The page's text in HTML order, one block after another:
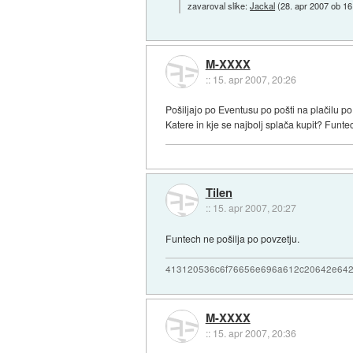
zavaroval slike:Jackal(28. apr 2007 ob
M-XXXX
:: 15. apr 2007, 20:26
Pošiljajo po Eventusu po pošti na plačilu
Katere in kje se najbolj splača kupit?
Tilen
:: 15. apr 2007, 20:27
Funtech ne pošilja po povzetju.
M-XXXX
:: 15. apr 2007, 20:36